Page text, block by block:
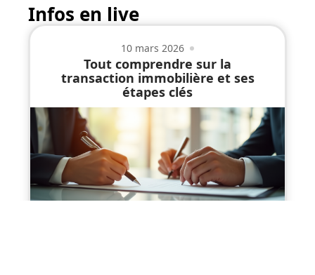
Infos en live
10 mars 2026
Tout comprendre sur la
transaction immobilière et ses
étapes clés